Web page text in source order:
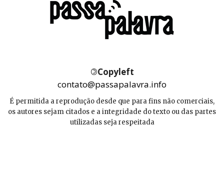
©Copyleft
contato@passapalavra.info
É permitida a reprodução desde que para fins não comerciais,
os autores sejam citados e a integridade do texto ou das partes
utilizadas seja respeitada